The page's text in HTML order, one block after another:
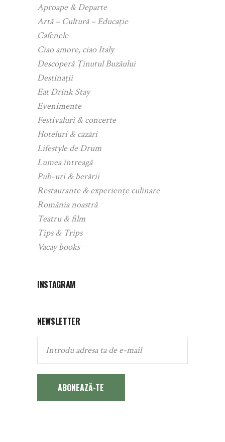
Aproape & Departe
Artă – Cultură – Educație
Cafenele
Ciao amore, ciao Italy
Descoperă Ținutul Buzăului
Destinații
Eat Drink Stay
Evenimente
Festivaluri & concerte
Hoteluri & cazări
Lifestyle de Drum
Lumea întreagă
Pub-uri & berării
Restaurante & experiențe culinare
România noastră
Teatru & film
Tips & Trips
Vacay books
INSTAGRAM
NEWSLETTER
ABONEAZĂ-TE